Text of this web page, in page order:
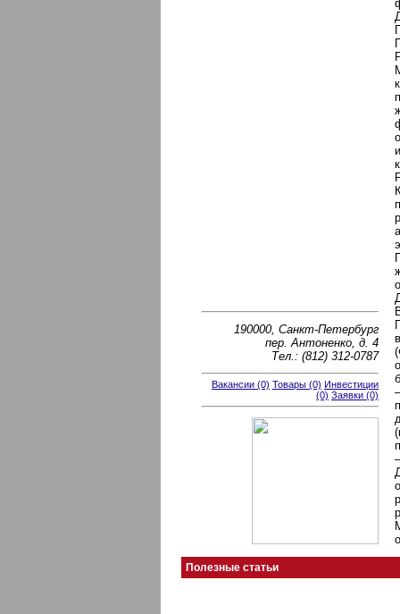
190000, Санкт-Петербург
пер. Антоненко, д. 4
Тел.: (812) 312-0787
Вакансии (0) Товары (0) Инвестиции
(0) Заявки (0)
Полезные статьи